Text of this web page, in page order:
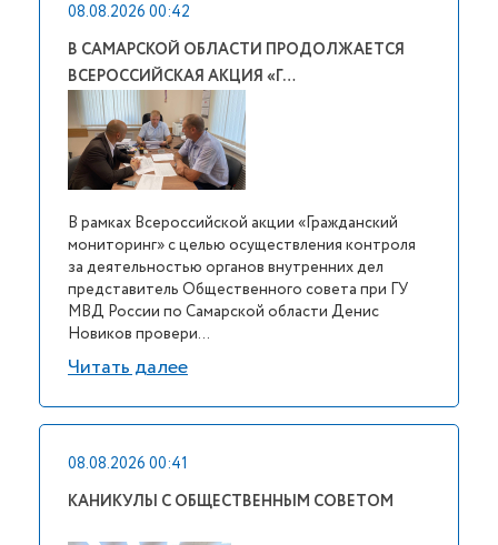
08.08.2026 00:42
В САМАРСКОЙ ОБЛАСТИ ПРОДОЛЖАЕТСЯ
ВСЕРОССИЙСКАЯ АКЦИЯ «Г…
В рамках Всероссийской акции «Гражданский
мониторинг» с целью осуществления контроля
за деятельностью органов внутренних дел
представитель Общественного совета при ГУ
МВД России по Самарской области Денис
Новиков провери...
Читать далее
08.08.2026 00:41
КАНИКУЛЫ С ОБЩЕСТВЕННЫМ СОВЕТОМ